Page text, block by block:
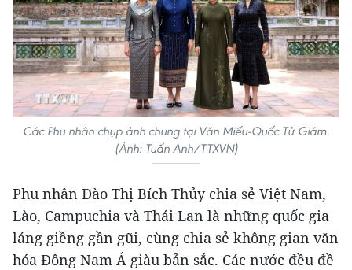
Các Phu nhân chụp ảnh chung tại Văn Miếu-Quốc Tử Giám.
(Ảnh: Tuấn Anh/TTXVN)
Phu nhân Đào Thị Bích Thủy chia sẻ Việt Nam,
Lào, Campuchia và Thái Lan là những quốc gia
láng giềng gần gũi, cùng chia sẻ không gian văn
hóa Đông Nam Á giàu bản sắc. Các nước đều đề